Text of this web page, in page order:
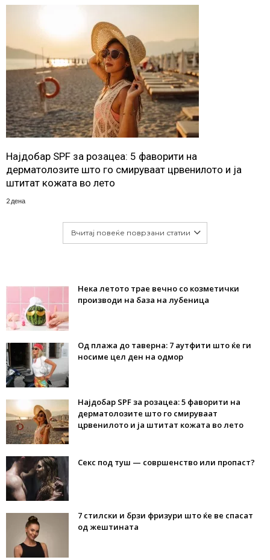
Најдобар SPF за розацеа: 5 фаворити на
дерматолозите што го смируваат црвенилото и ја
штитат кожата во лето
2 дена
Вчитај повеќе поврзани статии
Нека летото трае вечно со козметички
производи на база на лубеница
Од плажа до таверна: 7 аутфити што ќе ги
носиме цел ден на одмор
Најдобар SPF за розацеа: 5 фаворити на
дерматолозите што го смируваат
црвенилото и ја штитат кожата во лето
Секс под туш — совршенство или пропаст?
7 стилски и брзи фризури што ќе ве спасат
од жештината